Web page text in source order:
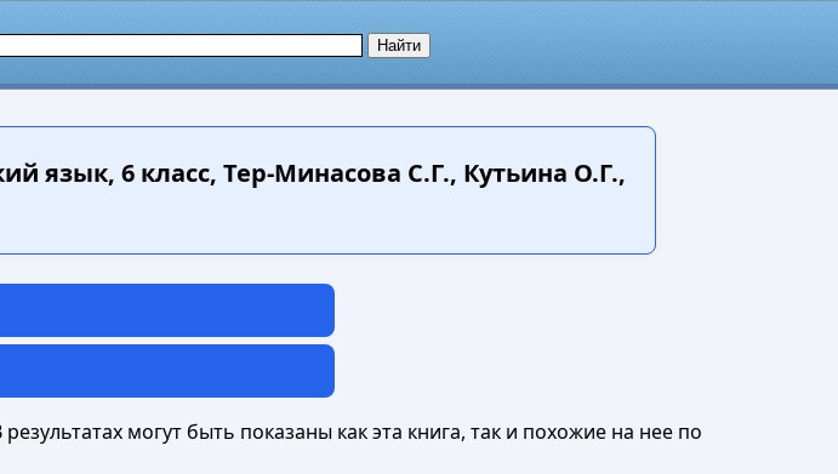
язык, 6 класс, Тер-Минасова С.Г., Кутьина О.Г.,
могут быть показаны как эта книга, так и похожие на нее по